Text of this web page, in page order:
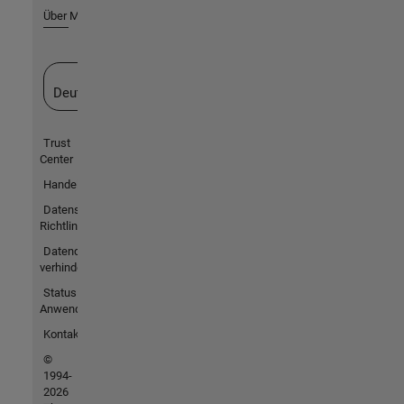
Über MathWorks
Deutschland
Trust
Center
Handelsmarken
Datenschutz-
Richtlinien
Datendiebstahl
verhindern
Status von
Anwendungen
Kontakt
©
1994-
2026